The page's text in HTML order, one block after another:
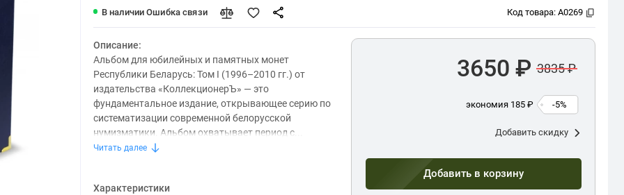
В наличииОшибка связи Код товара: A0269
Описание:
Альбом для юбилейных и памятных монет
Республики Беларусь: Том I (1996–2010 гг.) от
издательства «КоллекционерЪ» — это
фундаментальное издание, открывающее серию по
систематизации современной белорусской
нумизматики. Альбом охватывает период с...
Читать далее
Характеристики
3650 ₽ 3835 ₽
экономия 185 ₽ -5%
Добавить скидку
Добавить в корзину